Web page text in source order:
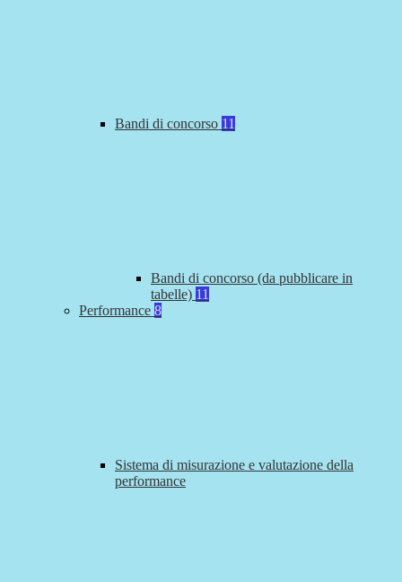
Bandi di concorso 11
Bandi di concorso (da pubblicare in
tabelle) 11
Performance 8
Sistema di misurazione e valutazione della
performance